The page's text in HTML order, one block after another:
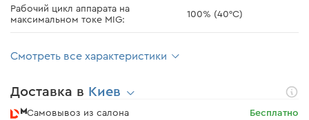
Рабочий цикл аппарата на
максимальном токе MIG:
100% (40°С)
Смотреть все характеристики
Доставка в Киев
Самовывоз из салона
Бесплатно